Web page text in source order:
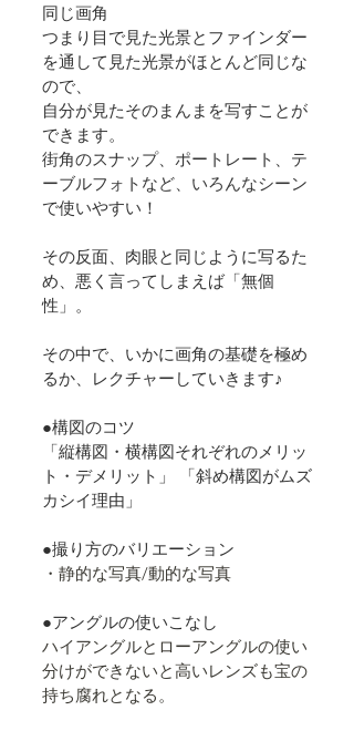
同じ画角
つまり目で見た光景とファインダー
を通して見た光景がほとんど同じな
ので、
自分が見たそのまんまを写すことが
できます。
街角のスナップ、ポートレート、テ
ーブルフォトなど、いろんなシーン
で使いやすい！
その反面、肉眼と同じように写るた
め、悪く言ってしまえば「無個
性」。
その中で、いかに画角の基礎を極め
るか、レクチャーしていきます♪
●構図のコツ
「縦構図・横構図それぞれのメリッ
ト・デメリット」 「斜め構図がムズ
カシイ理由」
●撮り方のバリエーション
・静的な写真/動的な写真
●アングルの使いこなし
ハイアングルとローアングルの使い
分けができないと高いレンズも宝の
持ち腐れとなる。